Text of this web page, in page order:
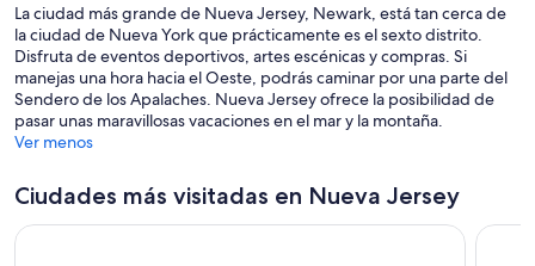
La ciudad más grande de Nueva Jersey, Newark, está tan cerca de
la ciudad de Nueva York que prácticamente es el sexto distrito.
Disfruta de eventos deportivos, artes escénicas y compras. Si
manejas una hora hacia el Oeste, podrás caminar por una parte del
Sendero de los Apalaches. Nueva Jersey ofrece la posibilidad de
pasar unas maravillosas vacaciones en el mar y la montaña.
Ver menos
Ciudades más visitadas en Nueva Jersey